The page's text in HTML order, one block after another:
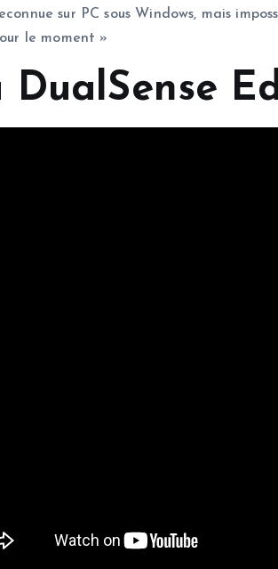
sur PC sous Windows, mais
le moment »
DualSense